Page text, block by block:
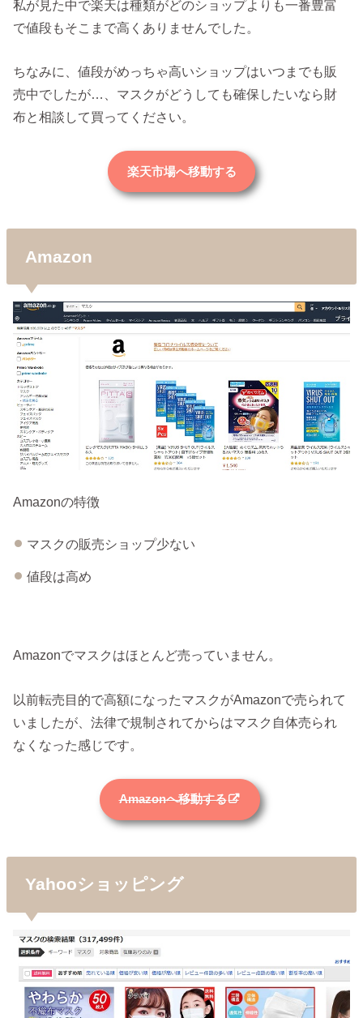
私が見た中で楽天は種類がどのショップよりも一番豊富
で値段もそこまで高くありませんでした。
ちなみに、値段がめっちゃ高いショップはいつまでも販
売中でしたが…、マスクがどうしても確保したいなら財
布と相談して買ってください。
楽天市場へ移動する
Amazon
Amazonの特徴
マスクの販売ショップ少ない
値段は高め
Amazonでマスクはほとんど売っていません。
以前転売目的で高額になったマスクがAmazonで売られて
いましたが、法律で規制されてからはマスク自体売られ
なくなった感じです。
Amazonへ移動する
Yahooショッピング